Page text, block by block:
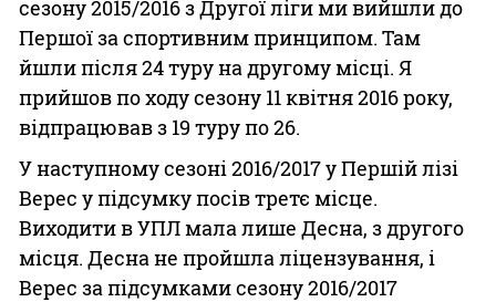
сезону 2015/2016 з Другої ліги ми вийшли до
Першої за спортивним принципом. Там
йшли після 24 туру на другому місці. Я
прийшов по ходу сезону 11 квітня 2016 року,
відпрацював з 19 туру по 26.
У наступному сезоні 2016/2017 у Першій лізі
Верес у підсумку посів третє місце.
Виходити в УПЛ мала лише Десна, з другого
місця. Десна не пройшла ліцензування, і
Верес за підсумками сезону 2016/2017